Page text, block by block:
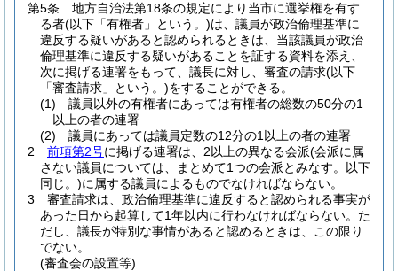
第5条
地方自治法第18条の規定により当市に選挙権を有す
る者(以下「有権者」という。)は、議員が政治倫理基準に
違反する疑いがあると認められるときは、当該議員が政治
倫理基準に違反する疑いがあることを証する資料を添え、
次に掲げる連署をもって、議長に対し、審査の請求(以下
「審査請求」という。)をすることができる。
(1)
議員以外の有権者にあっては有権者の総数の50分の1
以上の者の連署
(2)
議員にあっては議員定数の12分の1以上の者の連署
2
前項第2号に掲げる連署は、2以上の異なる会派(会派に属
さない議員については、まとめて1つの会派とみなす。以下
同じ。)に属する議員によるものでなければならない。
3
審査請求は、政治倫理基準に違反すると認められる事実が
あった日から起算して1年以内に行わなければならない。 た
だし、議長が特別な事情があると認めるときは、この限り
でない。
(審査会の設置等)